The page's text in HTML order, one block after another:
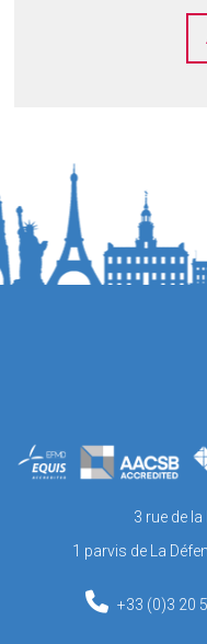
3 rue de
1 parvis de La
+33 (0)3 20